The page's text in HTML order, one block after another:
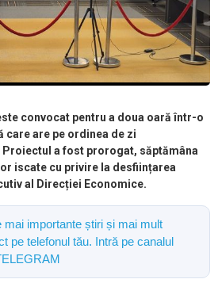
convocat pentru a doua oară într-o
care are pe ordinea de zi
a fost prorogat, săptămâna
iscate cu privire la desființarea
al Direcției Economice.
mai importante știri și mai mult
pe telefonul tău. Intră pe canalul